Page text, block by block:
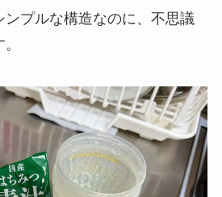
ンプルな構造なのに、不思議